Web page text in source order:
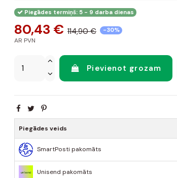
Piegādes termiņš: 5 - 9 darba dienas
80,43 € 114,90 € -30%
AR PVN
Pievienot grozam
Piegādes veids
SmartPosti pakomāts
Unisend pakomāts